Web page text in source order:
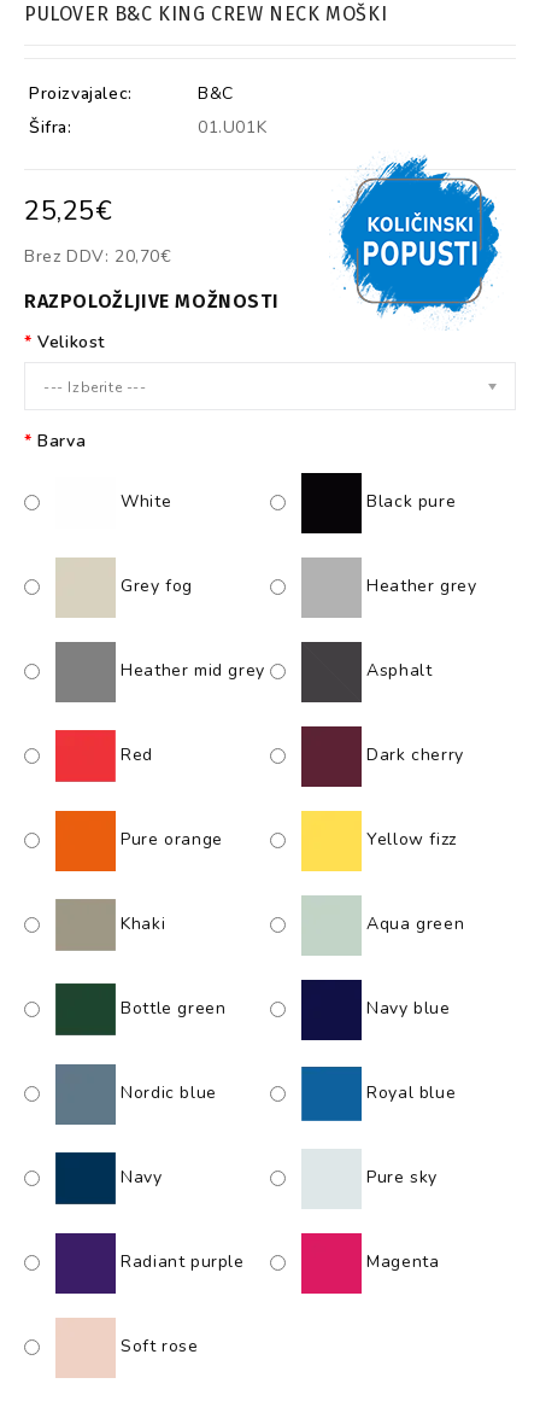
PULOVER B&C KING CREW NECK MOŠKI
Proizvajalec:
B&C
Šifra:
01.U01K
25,25€
Brez DDV: 20,70€
RAZPOLOŽLJIVE MOŽNOSTI
Velikost
--- Izberite ---
Barva
White Black pure
Grey fog Heather grey
Heather mid grey Asphalt
Red Dark cherry
Pure orange Yellow fizz
Khaki Aqua green
Bottle green Navy blue
Nordic blue Royal blue
Navy Pure sky
Radiant purple Magenta
Soft rose